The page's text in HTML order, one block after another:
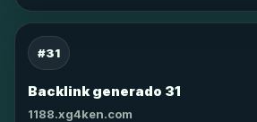
#31
Backlink generado 31
1188.xg4ken.com